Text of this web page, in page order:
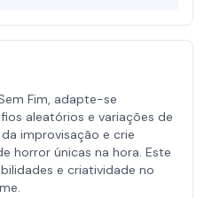
Fim, adapte-se
aleatórios e variações de
improvisação e crie
horror únicas na hora. Este
e criatividade no